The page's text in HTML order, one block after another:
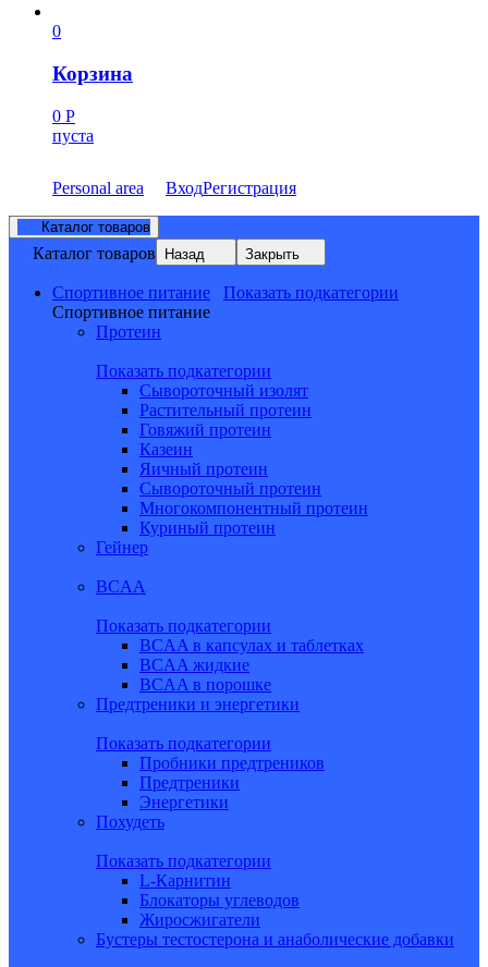
0
Корзина
0 Р
пуста
Personal area ВходРегистрация
Каталог товаров
Каталог товаров Назад Закрыть
Спортивное питание
Показать подкатегории
Спортивное питание
Протеин
Показать подкатегории
Сывороточный изолят
Растительный протеин
Говяжий протеин
Казеин
Яичный протеин
Сывороточный протеин
Многокомпонентный протеин
Куриный протеин
Гейнер
BCAA
Показать подкатегории
BCAA в капсулах и таблетках
BCAA жидкие
BCAA в порошке
Предтреники и энергетики
Показать подкатегории
Пробники предтреников
Предтреники
Энергетики
Похудеть
Показать подкатегории
L-Карнитин
Блокаторы углеводов
Жиросжигатели
Бустеры тестостерона и анаболические добавки